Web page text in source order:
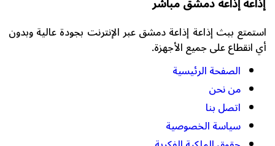
استمتع ببث إذاعة إذاعة دمشق عبر الإنترنت بجودة عالية وبدون
أي انقطاع على جميع الأجهزة.
الصفحة الرئيسية
من نحن
اتصل بنا
سياسة الخصوصية